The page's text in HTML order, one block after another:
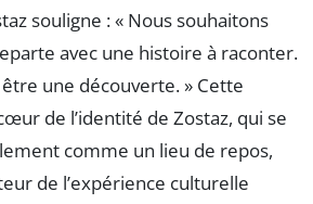
souligne : « Nous souhaitons
avec une histoire à raconter.
une découverte. » Cette
de l’identité de Zostaz, qui se
comme un lieu de repos,
de l’expérience culturelle